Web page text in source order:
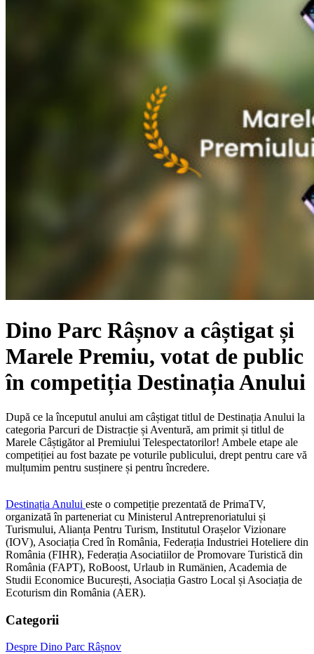
Dino Parc Râșnov a câștigat și
Marele Premiu, votat de public
în competiția Destinația Anului
După ce la începutul anului am câștigat titlul de Destinația Anului la
categoria Parcuri de Distracție și Aventură, am primit și titlul de
Marele Câștigător al Premiului Telespectatorilor! Ambele etape ale
competiției au fost bazate pe voturile publicului, drept pentru care vă
mulțumim pentru susținere și pentru încredere.
Destinația Anului este o competiție prezentată de PrimaTV,
organizată în parteneriat cu Ministerul Antreprenoriatului și
Turismului, Alianța Pentru Turism, Institutul Orașelor Vizionare
(IOV), Asociația Cred în România, Federația Industriei Hoteliere din
România (FIHR), Federația Asociatiilor de Promovare Turistică din
România (FAPT), RoBoost, Urlaub in Rumänien, Academia de
Studii Economice București, Asociația Gastro Local și Asociația de
Ecoturism din România (AER).
Categorii
Despre Dino Parc Râșnov